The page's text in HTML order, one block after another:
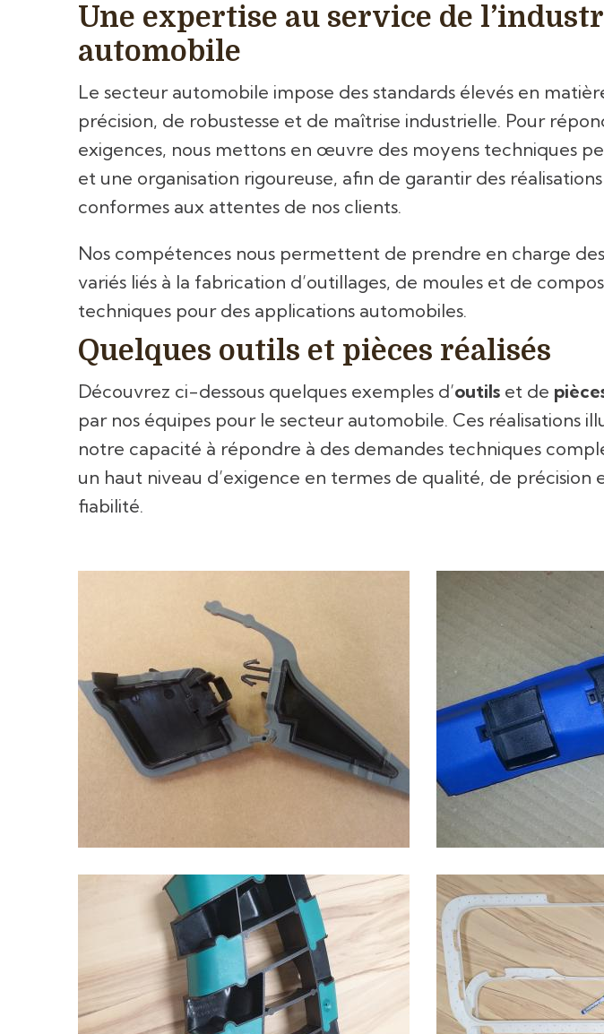
Une expertise au service de
automobile
Le secteur automobile impose des standards élevés en
précision, de robustesse et de maîtrise industrielle. Pour
exigences, nous mettons en œuvre des moyens techniques
et une organisation rigoureuse, afin de garantir des réalisations
conformes aux attentes de nos clients.
Nos compétences nous permettent de prendre en charge
variés liés à la fabrication d’outillages, de moules et de
techniques pour des applications automobiles.
Quelques outils et pièces réalisés
Découvrez ci-dessous quelques exemples d’outils et de
par nos équipes pour le secteur automobile. Ces réalisations
notre capacité à répondre à des demandes techniques
un haut niveau d’exigence en termes de qualité, de précision
fiabilité.